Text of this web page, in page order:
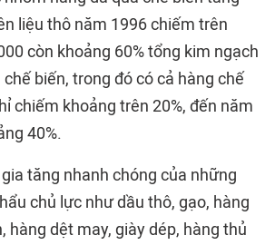
liệu thô năm 1996 chiếm trên
còn khoảng 60% tổng kim ngạch
biến, trong đó có cả hàng chế
chiếm khoảng trên 20%, đến năm
40%.
tăng nhanh chóng của những
chủ lực như dầu thô, gạo, hàng
hàng dệt may, giày dép, hàng thủ